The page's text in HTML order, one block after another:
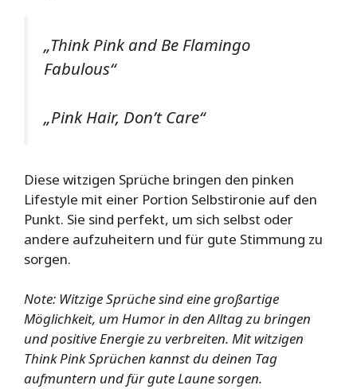
„Think Pink and Be Flamingo
Fabulous“
„Pink Hair, Don’t Care“
Diese witzigen Sprüche bringen den pinken
Lifestyle mit einer Portion Selbstironie auf den
Punkt. Sie sind perfekt, um sich selbst oder
andere aufzuheitern und für gute Stimmung zu
sorgen.
Note: Witzige Sprüche sind eine großartige
Möglichkeit, um Humor in den Alltag zu bringen
und positive Energie zu verbreiten. Mit witzigen
Think Pink Sprüchen kannst du deinen Tag
aufmuntern und für gute Laune sorgen.